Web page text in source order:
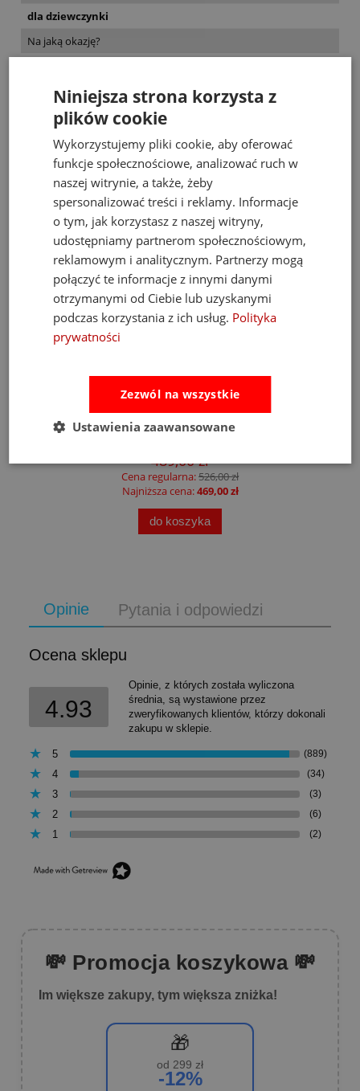
dla dziewczynki
Na jaką okazję?
Bestsellery
Fat Brain Toys dmuchawa do piłek Air Toobz
489,00 zł
Cena regularna:526,00 zł
Najniższa cena:469,00 zł
do koszyka
Opinie Pytania i odpowiedzi
Ocena sklepu
4.93
Opinie, z których została wyliczona
średnia, są wystawione przez
zweryfikowanych klientów, którzy dokonali
zakupu w sklepie.
5 (889)
4 (34)
3 (3)
2 (6)
1 (2)
💸 Promocja koszykowa 💸
Im większe zakupy, tym większa zniżka!
🎁
od 299 zł
-12%
Niniejsza strona korzysta z
plików cookie
Wykorzystujemy pliki cookie, aby oferować
funkcje społecznościowe, analizować ruch w
naszej witrynie, a także, żeby
spersonalizować treści i reklamy. Informacje
o tym, jak korzystasz z naszej witryny,
udostępniamy partnerom społecznościowym,
reklamowym i analitycznym. Partnerzy mogą
połączyć te informacje z innymi danymi
otrzymanymi od Ciebie lub uzyskanymi
podczas korzystania z ich usług. Polityka
prywatności
Zezwól na wszystkie
Ustawienia zaawansowane